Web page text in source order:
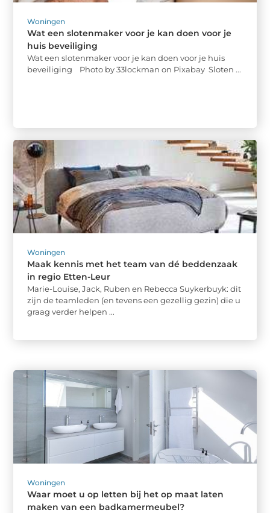
Woningen
Wat een slotenmaker voor je kan doen voor je
huis beveiliging
Wat een slotenmaker voor je kan doen voor je huis
beveiliging ‍ Photo by 33lockman on Pixabay ‍ Sloten ...
Woningen
Maak kennis met het team van dé beddenzaak
in regio Etten-Leur
Marie-Louise, Jack, Ruben en Rebecca Suykerbuyk: dit
zijn de teamleden (en tevens een gezellig gezin) die u
graag verder helpen ...
Woningen
Waar moet u op letten bij het op maat laten
maken van een badkamermeubel?